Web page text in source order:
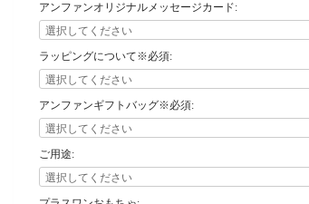
アンファンオリジナルメッセージカード:
ラッピングについて※必須:
アンファンギフトバッグ※必須:
ご用途: